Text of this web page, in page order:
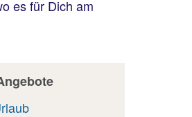
es für Dich am